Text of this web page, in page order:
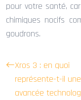
pour votre santé,
chimiques nocifs
goudrons.
Xros 3 : en quoi
représente-t-il une
avancée